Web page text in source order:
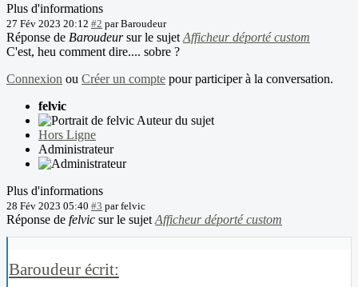
Plus d'informations
27 Fév 2023 20:12 #2 parBaroudeur
Réponse de Baroudeursur le sujet Afficheur déporté custom
C'est, heu comment dire.... sobre ?
Connexion ou Créer un compte pour participer à la conversation.
felvic
Auteur du sujet
Hors Ligne
Administrateur
Plus d'informations
28 Fév 2023 05:40 #3 parfelvic
Réponse de felvic sur le sujet Afficheur déporté custom
Baroudeur écrit: